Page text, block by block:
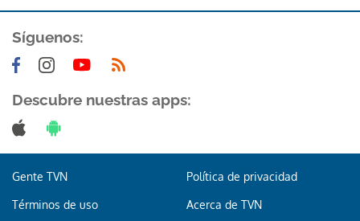
Síguenos:
Descubre nuestras apps:
Gente TVN Política de privacidad
Términos de uso Acerca de TVN